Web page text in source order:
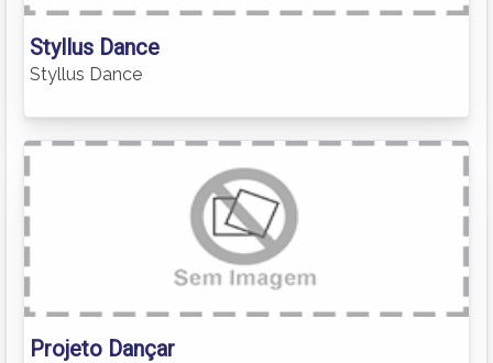
Styllus Dance
Styllus Dance
Projeto Dançar